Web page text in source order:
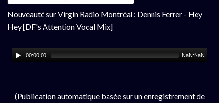
Nouveauté sur Virgin Radio Montréal : Dennis Ferrer - Hey
Hey [DF's Attention Vocal Mix]
00:00:00 NaN:NaN
(Publication automatique basée sur un enregistrement de